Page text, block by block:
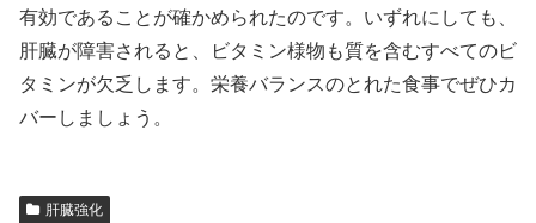
有効であることが確かめられたのです。いずれにしても、
肝臓が障害されると、ビタミン様物も質を含むすべてのビ
タミンが欠乏します。栄養バランスのとれた食事でぜひカ
バーしましょう。
肝臓強化